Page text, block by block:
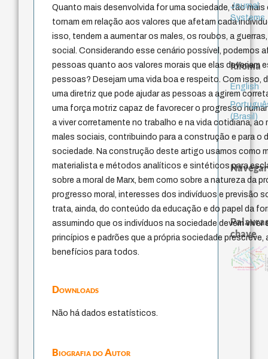
Quanto mais desenvolvida for uma sociedade, tão
tornam em relação aos valores que afetam cada
isso, tendem a aumentar os males, os roubos, a
social. Considerando esse cenário possível, podemos
pessoas quanto aos valores morais que elas deveriam
pessoas? Desejam uma vida boa e respeito. Com isso,
uma diretriz que pode ajudar as pessoas a agirem
uma força motriz capaz de favorecer o progresso
a viver corretamente no trabalho e na vida cotidiana, ao
males sociais, contribuindo para a construção e para o
sociedade. Na construção deste artigo usamos como
materialista e métodos analíticos e sintéticos para
sobre a moral de Marx, bem como sobre a natureza da
progresso moral, interesses dos indivíduos e previsão
trata, ainda, do conteúdo da educação e do papel da
assumindo que os indivíduos na sociedade devem viver
princípios e padrões que a própria sociedade prescreve,
benefícios para todos.
Downloads
Não há dados estatísticos.
Biografia do Autor
Journal
Systems
Idioma
English
(Brasil)
Navegar
chave
fundamentalismojacobi
protágoras
experiência temporal
metafísica do tempo
género
idade
intolerânciahomem-medida
filosofias indígenas
filosofia brasileira
j.c.m. neto
palavra
perdón
leyes violencia
guayaquil
logos pedagogia
lei
desejo
não maleficência
bataille
mind
animais arte